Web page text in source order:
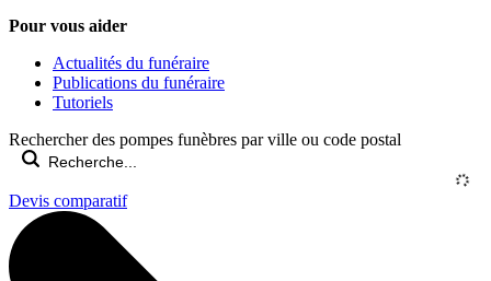
Pour vous aider
Actualités du funéraire
Publications du funéraire
Tutoriels
Rechercher des pompes funèbres par ville ou code postal
Devis comparatif